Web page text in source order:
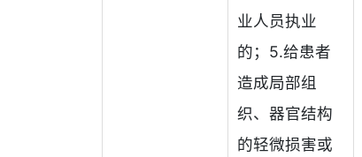
业人员执业
的；5.给患者
造成局部组
织、器官结构
的轻微损害或